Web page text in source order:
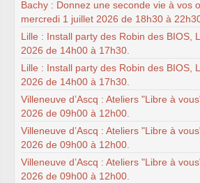
Bachy : Donnez une seconde vie à vos
mercredi 1 juillet 2026 de 18h30 à
Lille : Install party des Robin des BIOS,
2026 de 14h00 à 17h30.
Lille : Install party des Robin des BIOS,
2026 de 14h00 à 17h30.
Villeneuve d’Ascq : Ateliers "Libre à
2026 de 09h00 à 12h00.
Villeneuve d’Ascq : Ateliers "Libre à
2026 de 09h00 à 12h00.
Villeneuve d’Ascq : Ateliers "Libre à
2026 de 09h00 à 12h00.